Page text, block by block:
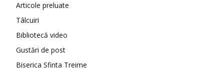
Articole preluate
Tâlcuiri
Bibliotecă video
Gustări de post
Biserica Sfinta Treime